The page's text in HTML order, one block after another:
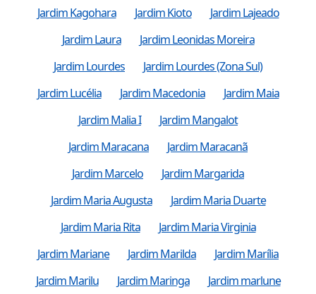
Jardim Kagohara
Jardim Kioto
Jardim Lajeado
Jardim Laura
Jardim Leonidas Moreira
Jardim Lourdes
Jardim Lourdes (Zona Sul)
Jardim Lucélia
Jardim Macedonia
Jardim Maia
Jardim Malia I
Jardim Mangalot
Jardim Maracana
Jardim Maracanã
Jardim Marcelo
Jardim Margarida
Jardim Maria Augusta
Jardim Maria Duarte
Jardim Maria Rita
Jardim Maria Virginia
Jardim Mariane
Jardim Marilda
Jardim Marília
Jardim Marilu
Jardim Maringa
Jardim marlune